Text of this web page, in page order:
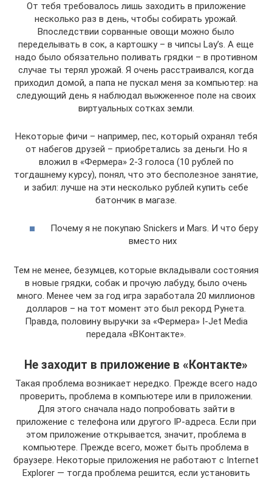
От тебя требовалось лишь заходить в приложение
несколько раз в день, чтобы собирать урожай.
Впоследствии сорванные овощи можно было
переделывать в сок, а картошку – в чипсы Lay’s. А еще
надо было обязательно поливать грядки – в противном
случае ты терял урожай. Я очень расстраивался, когда
приходил домой, а папа не пускал меня за компьютер: на
следующий день я наблюдал выжженное поле на своих
виртуальных сотках земли.
Некоторые фичи – например, пес, который охранял тебя
от набегов друзей – приобретались за деньги. Но я
вложил в «Фермера» 2-3 голоса (10 рублей по
тогдашнему курсу), понял, что это бесполезное занятие,
и забил: лучше на эти несколько рублей купить себе
батончик в магазе.
Почему я не покупаю Snickers и Mars. И что беру
вместо них
Тем не менее, безумцев, которые вкладывали состояния
в новые грядки, собак и прочую лабуду, было очень
много. Менее чем за год игра заработала 20 миллионов
долларов – на тот момент это был рекорд Рунета.
Правда, половину выручки за «Фермера» I-Jet Media
передала «ВКонтакте».
Не заходит в приложение в «Контакте»
Такая проблема возникает нередко. Прежде всего надо
проверить, проблема в компьютере или в приложении.
Для этого сначала надо попробовать зайти в
приложение с телефона или другого IP-адреса. Если при
этом приложение открывается, значит, проблема в
компьютере. Прежде всего, может быть проблема в
браузере. Некоторые приложения не работают с Internet
Explorer — тогда проблема решится, если установить